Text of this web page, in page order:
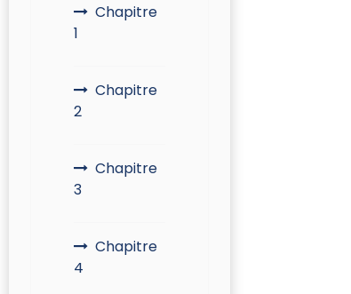
Chapitre
1
Chapitre
2
Chapitre
3
Chapitre
4